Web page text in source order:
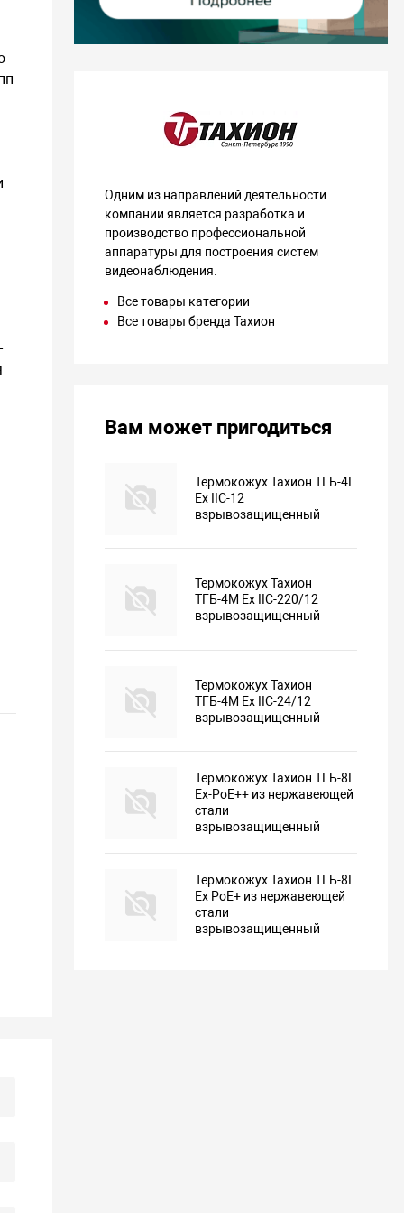
Одним из направлений деятельности
компании является разработка и
производство профессиональной
аппаратуры для построения систем
видеонаблюдения.
Все товары категории
Все товары бренда Тахион
Вам может пригодиться
Термокожух Тахион ТГБ-4Г
Ex IIC-12
взрывозащищенный
Термокожух Тахион
ТГБ-4М Ex IIC-220/12
взрывозащищенный
Термокожух Тахион
ТГБ-4М Ex IIC-24/12
взрывозащищенный
Термокожух Тахион ТГБ-8Г
Ex-PoE++ из нержавеющей
стали
взрывозащищенный
Термокожух Тахион ТГБ-8Г
Ex PoE+ из нержавеющей
стали
взрывозащищенный